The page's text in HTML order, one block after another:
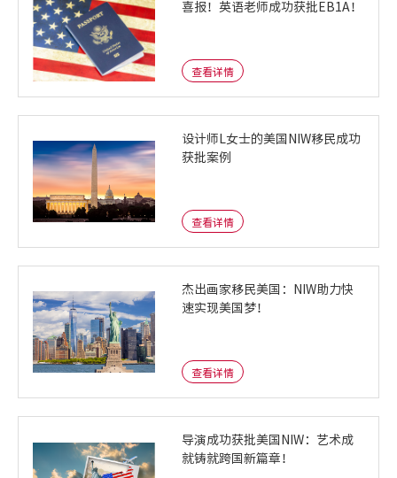
喜报！英语老师成功获批EB1A！
查看详情
设计师L女士的美国NIW移民成功
获批案例
查看详情
杰出画家移民美国：NIW助力快
速实现美国梦！
查看详情
导演成功获批美国NIW：艺术成
就铸就跨国新篇章！